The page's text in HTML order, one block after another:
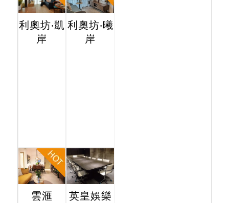
利奧坊‧凱
岸
利奧坊‧曦
岸
雲滙
英皇娛樂